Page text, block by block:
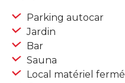
Parking autocar
Jardin
Bar
Sauna
Local matériel fermé